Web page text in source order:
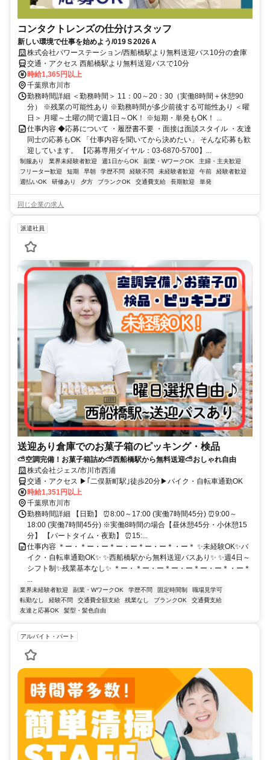
コンタクトレンズの仕分けスタッフ
新しい環境で仕事を始めよう/019Ｓ2026Ａ
株式会社パワーステーション/西船橋駅より無料送迎バス10分の倉庫
交通・アクセス 西船橋駅より無料送迎バスで10分
時給1,365円以上
千葉県市川市
勤務時間詳細 ＜勤務時間＞ 11：00～20：30（実働8時間＋休憩90
分） ※残業の可能性あり ※勤務時間が多少前後する可能性あり ＜曜
日＞ 月曜～土曜の間で週1日～OK！ ※短期・単発もOK！ ...
仕事内容 ◆応募について ・履歴書不要 ・面接は面談スタイル ・友達
同士の応募もOK 「仕事内容を聞いてから決めたい」 そんな応募も歓
迎しています。 【応募専用ダイヤル：03-6870-5700】...
制服あり 業界未経験者歓迎 週1日からOK 副業・WワークOK
主婦・主夫歓迎
フリーター歓迎
短期 早朝 学歴不問 経験不問 未経験者歓迎 午前
経験者歓迎
週払いOK
研修あり 夕方 ブランクOK 交通費支給 長期歓迎 単発
同じ企業の求人
派遣社員
送迎あり倉庫でのお菓子箱のピッキング・検品
⛅空調完備！お菓子箱詰め⛅西船橋駅から無料送迎⛅おしゃれ自由
株式会社ジェス/市川市西浦
交通・アクセス ▶｢二俣新町駅｣徒歩20分▶バイク・自転車通勤OK
時給1,351円以上
千葉県市川市
勤務時間詳細 【日勤】 ⏰8:00～17:00 (実働7時間45分) ⏰9:00～
18:00 (実働7時間45分) ※実働8時間の場合【昼休憩45分・小休憩15
分】 【パートタイム・夜勤】 ⏰15:...
仕事内容 ＊ー・＊ー・ー＊ー・ー＊ー・ー＊・ー＊ ✨未経験OK✨バ
イク・自転車通勤OK✨ ✨西船橋駅から無料送迎バスあり✨ ✨週4日～
シフト制✨残業基本なし✨ ＊ー・＊ー・ー＊ー・ー＊ー・ー＊・ー＊
...
業界未経験者歓迎 副業・WワークOK 学歴不問 固定時間制
職場見学可
転勤なし
経験不問 交通費全額支給 残業なし ブランクOK
交通費支給
友達と応募OK
髪型・髪色自由
アルバイト・パート